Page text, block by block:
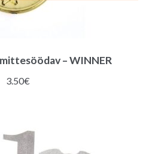
– WINNER
3.50€